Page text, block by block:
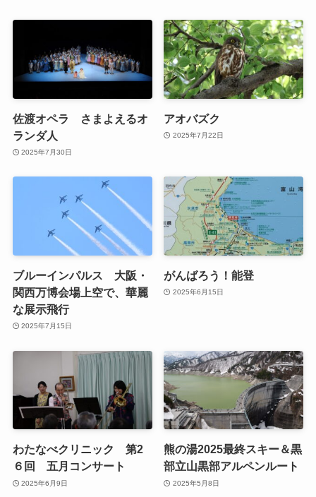
佐渡オペラ さまよえるオ
ランダ人
2025年7月30日
アオバズク
2025年7月22日
ブルーインパルス 大阪・
関西万博会場上空で、華麗
な展示飛行
2025年7月15日
がんばろう！能登
2025年6月15日
わたなべクリニック 第2
６回 五月コンサート
2025年6月9日
熊の湯2025最終スキー＆黒
部立山黒部アルペンルート
2025年5月8日